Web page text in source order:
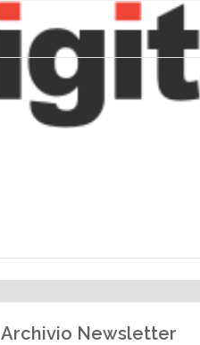
Archivio Newsletter